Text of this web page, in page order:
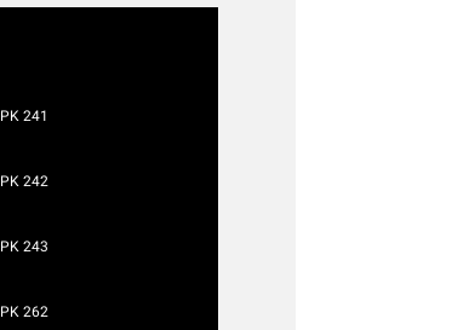
PK 241
PK 242
PK 243
PK 262